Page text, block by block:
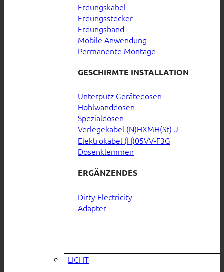
Erdungskabel
Erdungsstecker
Erdungsband
Mobile Anwendung
Permanente Montage
GESCHIRMTE INSTALLATION
Unterputz Gerätedosen
Hohlwanddosen
Spezialdosen
Verlegekabel (N)HXMH(St)-J
Elektrokabel (H)05VV-F3G
Dosenklemmen
ERGÄNZENDES
Dirty Electricity
Adapter
LICHT